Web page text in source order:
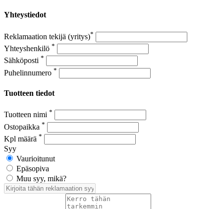
Yhteystiedot
Reklamaation tekijä (yritys)*
Yhteyshenkilö *
Sähköposti *
Puhelinnumero *
Tuotteen tiedot
Tuotteen nimi *
Ostopaikka *
Kpl määrä *
Syy
Vaurioitunut
Epäsopiva
Muu syy, mikä?